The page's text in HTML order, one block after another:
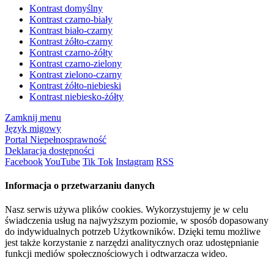
Kontrast domyślny
Kontrast czarno-biały
Kontrast biało-czarny
Kontrast żółto-czarny
Kontrast czarno-żółty
Kontrast czarno-zielony
Kontrast zielono-czarny
Kontrast żółto-niebieski
Kontrast niebiesko-żółty
Zamknij menu
Język migowy
Portal Niepełnosprawność
Deklaracja dostępności
FacebookYouTube Tik Tok Instagram RSS
Informacja o przetwarzaniu danych
Nasz serwis używa plików cookies. Wykorzystujemy je w celu
świadczenia usług na najwyższym poziomie, w sposób dopasowany
do indywidualnych potrzeb Użytkowników. Dzięki temu możliwe
jest także korzystanie z narzędzi analitycznych oraz udostępnianie
funkcji mediów społecznościowych i odtwarzacza wideo.